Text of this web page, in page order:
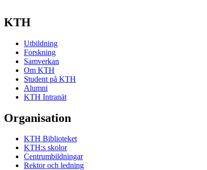
KTH
Utbildning
Forskning
Samverkan
Om KTH
Student på KTH
Alumni
KTH Intranät
Organisation
KTH Biblioteket
KTH:s skolor
Centrumbildningar
Rektor och ledning